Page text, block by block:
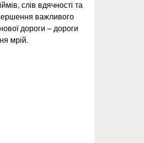
слів вдячності та
важливого
дороги – дороги
мрій.